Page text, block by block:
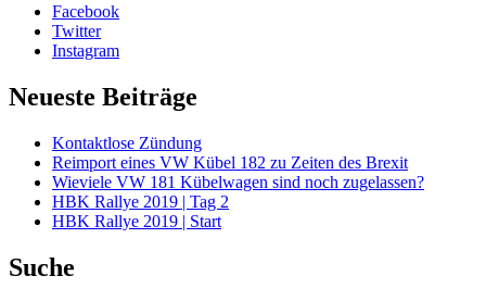
Facebook
Twitter
Instagram
Neueste Beiträge
Kontaktlose Zündung
Reimport eines VW Kübel 182 zu Zeiten des Brexit
Wieviele VW 181 Kübelwagen sind noch zugelassen?
HBK Rallye 2019 | Tag 2
HBK Rallye 2019 | Start
Suche